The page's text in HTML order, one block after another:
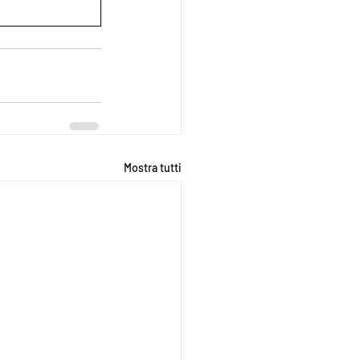
Mostra tutti